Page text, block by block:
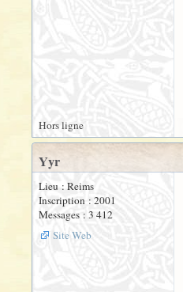
Hors ligne
Yyr
Lieu : Reims
Inscription : 2001
Messages : 3 412
Site Web